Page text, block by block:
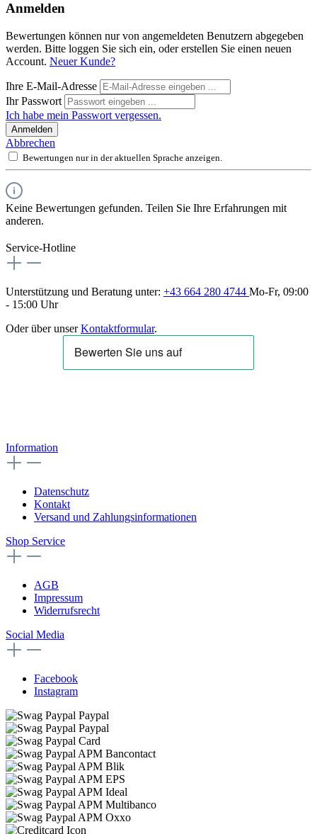
Anmelden
Bewertungen können nur von angemeldeten Benutzern abgegeben
werden. Bitte loggen Sie sich ein, oder erstellen Sie einen neuen
Account. Neuer Kunde?
Ihre E-Mail-Adresse
Ihr Passwort
Ich habe mein Passwort vergessen.
Anmelden
Abbrechen
Bewertungen nur in der aktuellen Sprache anzeigen.
Keine Bewertungen gefunden. Teilen Sie Ihre Erfahrungen mit
anderen.
Service-Hotline
Unterstützung und Beratung unter: +43 664 280 4744 Mo-Fr, 09:00
- 15:00 Uhr
Oder über unserKontaktformular.
Information
Datenschutz
Kontakt
Versand und Zahlungsinformationen
Shop Service
AGB
Impressum
Widerrufsrecht
Social Media
Facebook
Instagram